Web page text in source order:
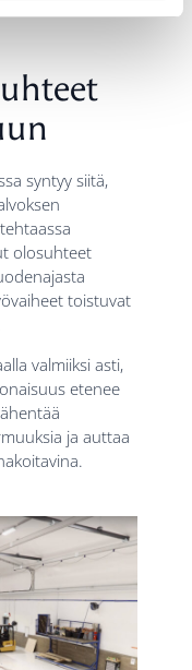
ja ilmettä.
syntyy siitä,
olosuhteet
toistuvat
valmiiksi asti,
etenee
ja auttaa